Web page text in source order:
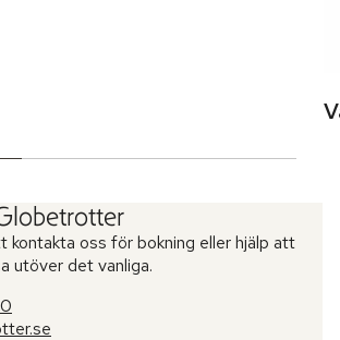
kontakta oss för bokning eller hjälp att
utöver det vanliga.